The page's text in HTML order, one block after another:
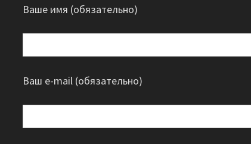
Ваше имя (обязательно)
Ваш e-mail (обязательно)